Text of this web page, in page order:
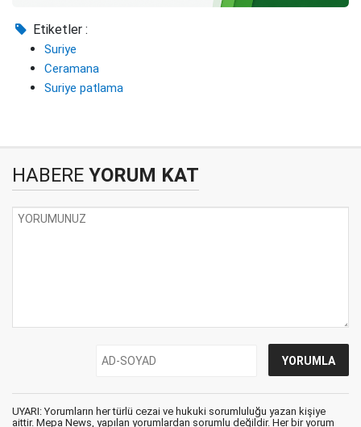
Etiketler :
Suriye
Ceramana
Suriye patlama
HABERE YORUM KAT
UYARI: Yorumların her türlü cezai ve hukuki sorumluluğu yazan kişiye
aittir. Mepa News, yapılan yorumlardan sorumlu değildir. Her bir yorum